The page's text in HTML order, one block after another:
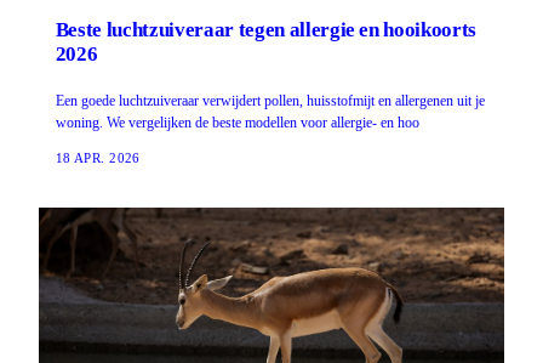
Beste luchtzuiveraar tegen allergie en hooikoorts
2026
Een goede luchtzuiveraar verwijdert pollen, huisstofmijt en allergenen uit je
woning. We vergelijken de beste modellen voor allergie- en hoo
18 APR. 2026